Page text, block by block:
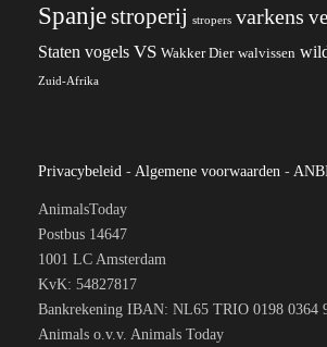
Spanjestroperij stropers varkens
Staten vogels VS Wakker Dier walvissen
Zuid-Afrika
Privacybeleid - Algemene voorwaarden -
AnimalsToday
Postbus 14647
1001 LC Amsterdam
KvK: 54827817
Bankrekening IBAN: NL65 TRIO 0198 0364
Animals o.v.v. Animals Today